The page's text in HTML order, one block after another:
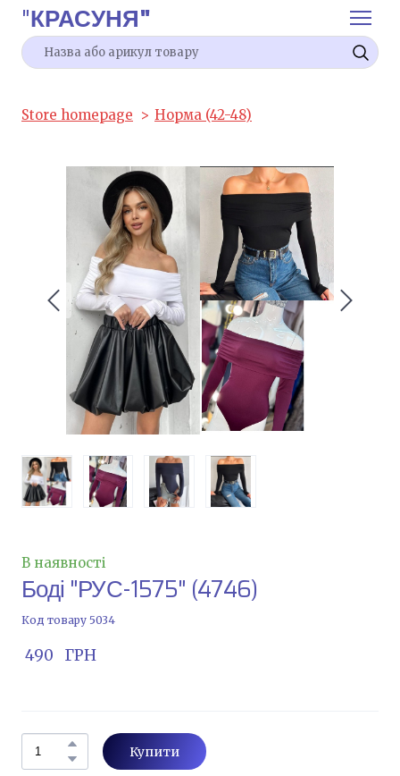
"КРАСУНЯ"
Store homepage Норма (42-48)
В наявності
Боді "РУС-1575" (4746)
Код товару 5034
490   ГРН
Купити